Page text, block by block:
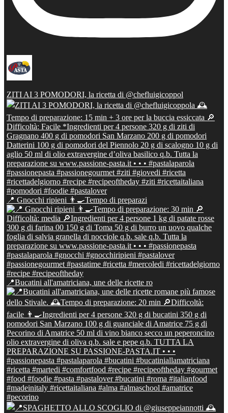
ZITI AI 3 POMODORI, la ricetta di @chefluigicoppol
📍 Gnocchi ripieni 👨‍🍳Tempo di preparazi
📍Bucatini all'amatriciana, une delle ricette ro